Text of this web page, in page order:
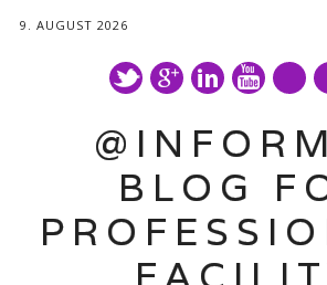
9. AUGUST 2026
BLOG